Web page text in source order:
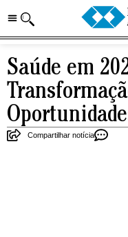
Saúde em
Compartilhar notícia